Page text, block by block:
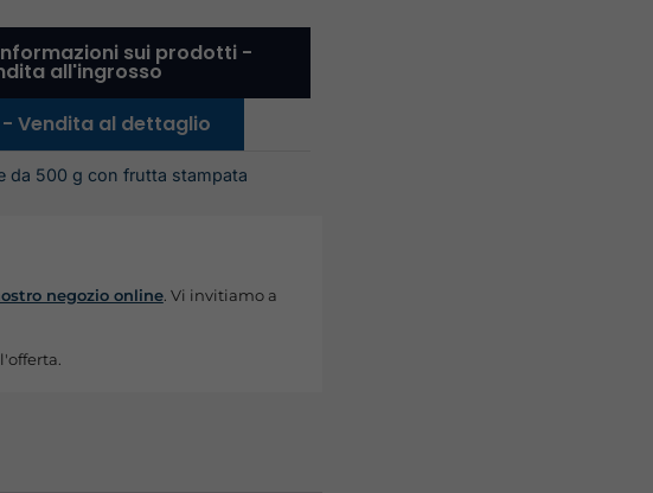
sui prodotti -
all'ingrosso
- Vendita al dettaglio
da 500 g con frutta stampata
negozio online. Vi invitiamo a